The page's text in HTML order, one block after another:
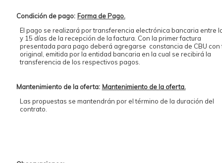
Condición de pago: Forma de Pago.
El pago se realizará por transferencia electrónica bancaria entre
y 15 días de la recepción de la factura. Con la primer factura
presentada para pago deberá agregarse constancia de CBU con
original, emitida por la entidad bancaria en la cual se recibirá la
transferencia de los respectivos pagos.
Mantenimiento de la oferta: Mantenimiento de la oferta.
Las propuestas se mantendrán por el término de la duración del
contrato.